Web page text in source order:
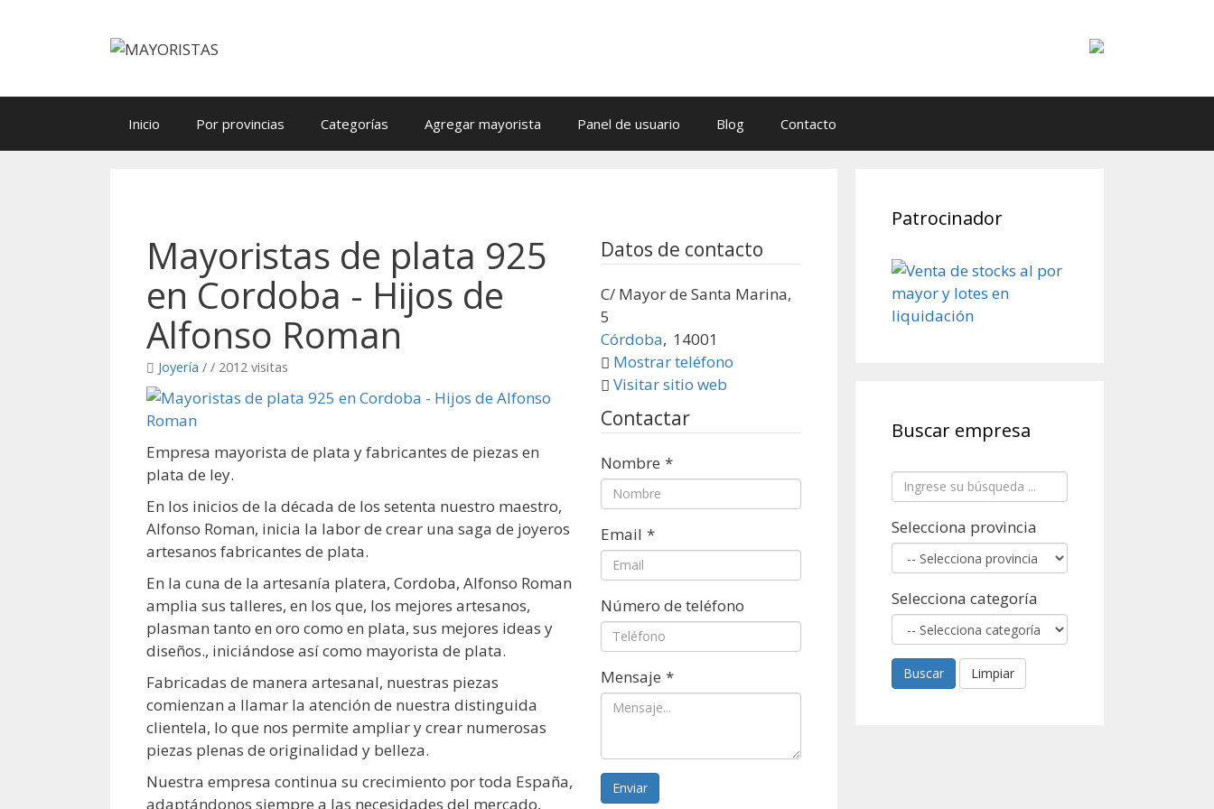
Inicio Por provincias Categorías Agregar mayorista Panel de usuario Blog Contacto
Mayoristas de plata 925
en Cordoba - Hijos de
Alfonso Roman
Joyería / / 2012 visitas
Empresa mayorista de plata y fabricantes de piezas en
plata de ley.
En los inicios de la década de los setenta nuestro maestro,
Alfonso Roman, inicia la labor de crear una saga de joyeros
artesanos fabricantes de plata.
En la cuna de la artesanía platera, Cordoba, Alfonso Roman
amplia sus talleres, en los que, los mejores artesanos,
plasman tanto en oro como en plata, sus mejores ideas y
diseños., iniciándose así como mayorista de plata.
Fabricadas de manera artesanal, nuestras piezas
comienzan a llamar la atención de nuestra distinguida
clientela, lo que nos permite ampliar y crear numerosas
piezas plenas de originalidad y belleza.
Nuestra empresa continua su crecimiento por toda España,
adaptándonos siempre a las necesidades del mercado,
Datos de contacto
C/ Mayor de Santa Marina,
5
Córdoba, 14001
Mostrar teléfono
Visitar sitio web
Contactar
Nombre *
Email *
Número de teléfono
Mensaje *
Enviar
Patrocinador
Buscar empresa
Selecciona provincia
Selecciona categoría
Buscar Limpiar